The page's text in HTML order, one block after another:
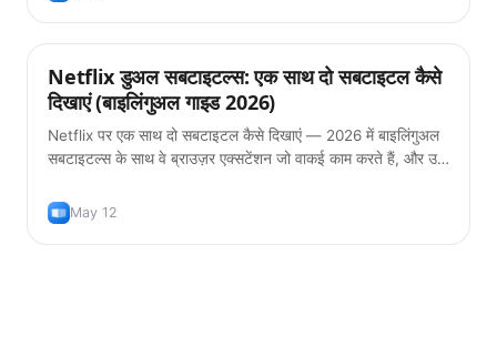
टिप्स
Netflix डुअल सबटाइटल्स: एक साथ दो सबटाइटल कैसे
दिखाएं (बाइलिंगुअल गाइड 2026)
Netflix पर एक साथ दो सबटाइटल कैसे दिखाएं — 2026 में बाइलिंगुअल
सबटाइटल्स के साथ वे ब्राउज़र एक्सटेंशन जो वाकई काम करते हैं, और उन्हें
May 12